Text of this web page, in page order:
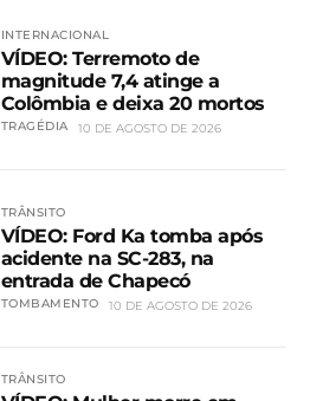
INTERNACIONAL
VÍDEO: Terremoto de
magnitude 7,4 atinge a
Colômbia e deixa 20 mortos
TRAGÉDIA 10 DE AGOSTO DE 2026
TRÂNSITO
VÍDEO: Ford Ka tomba após
acidente na SC-283, na
entrada de Chapecó
TOMBAMENTO 10 DE AGOSTO DE 2026
TRÂNSITO